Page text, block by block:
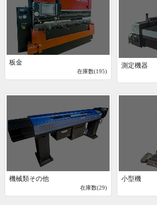
板金
在庫数(195)
測定機器
機械類その他
在庫数(29)
小型機